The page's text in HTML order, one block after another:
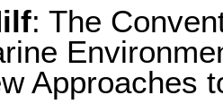
: The
Approaches